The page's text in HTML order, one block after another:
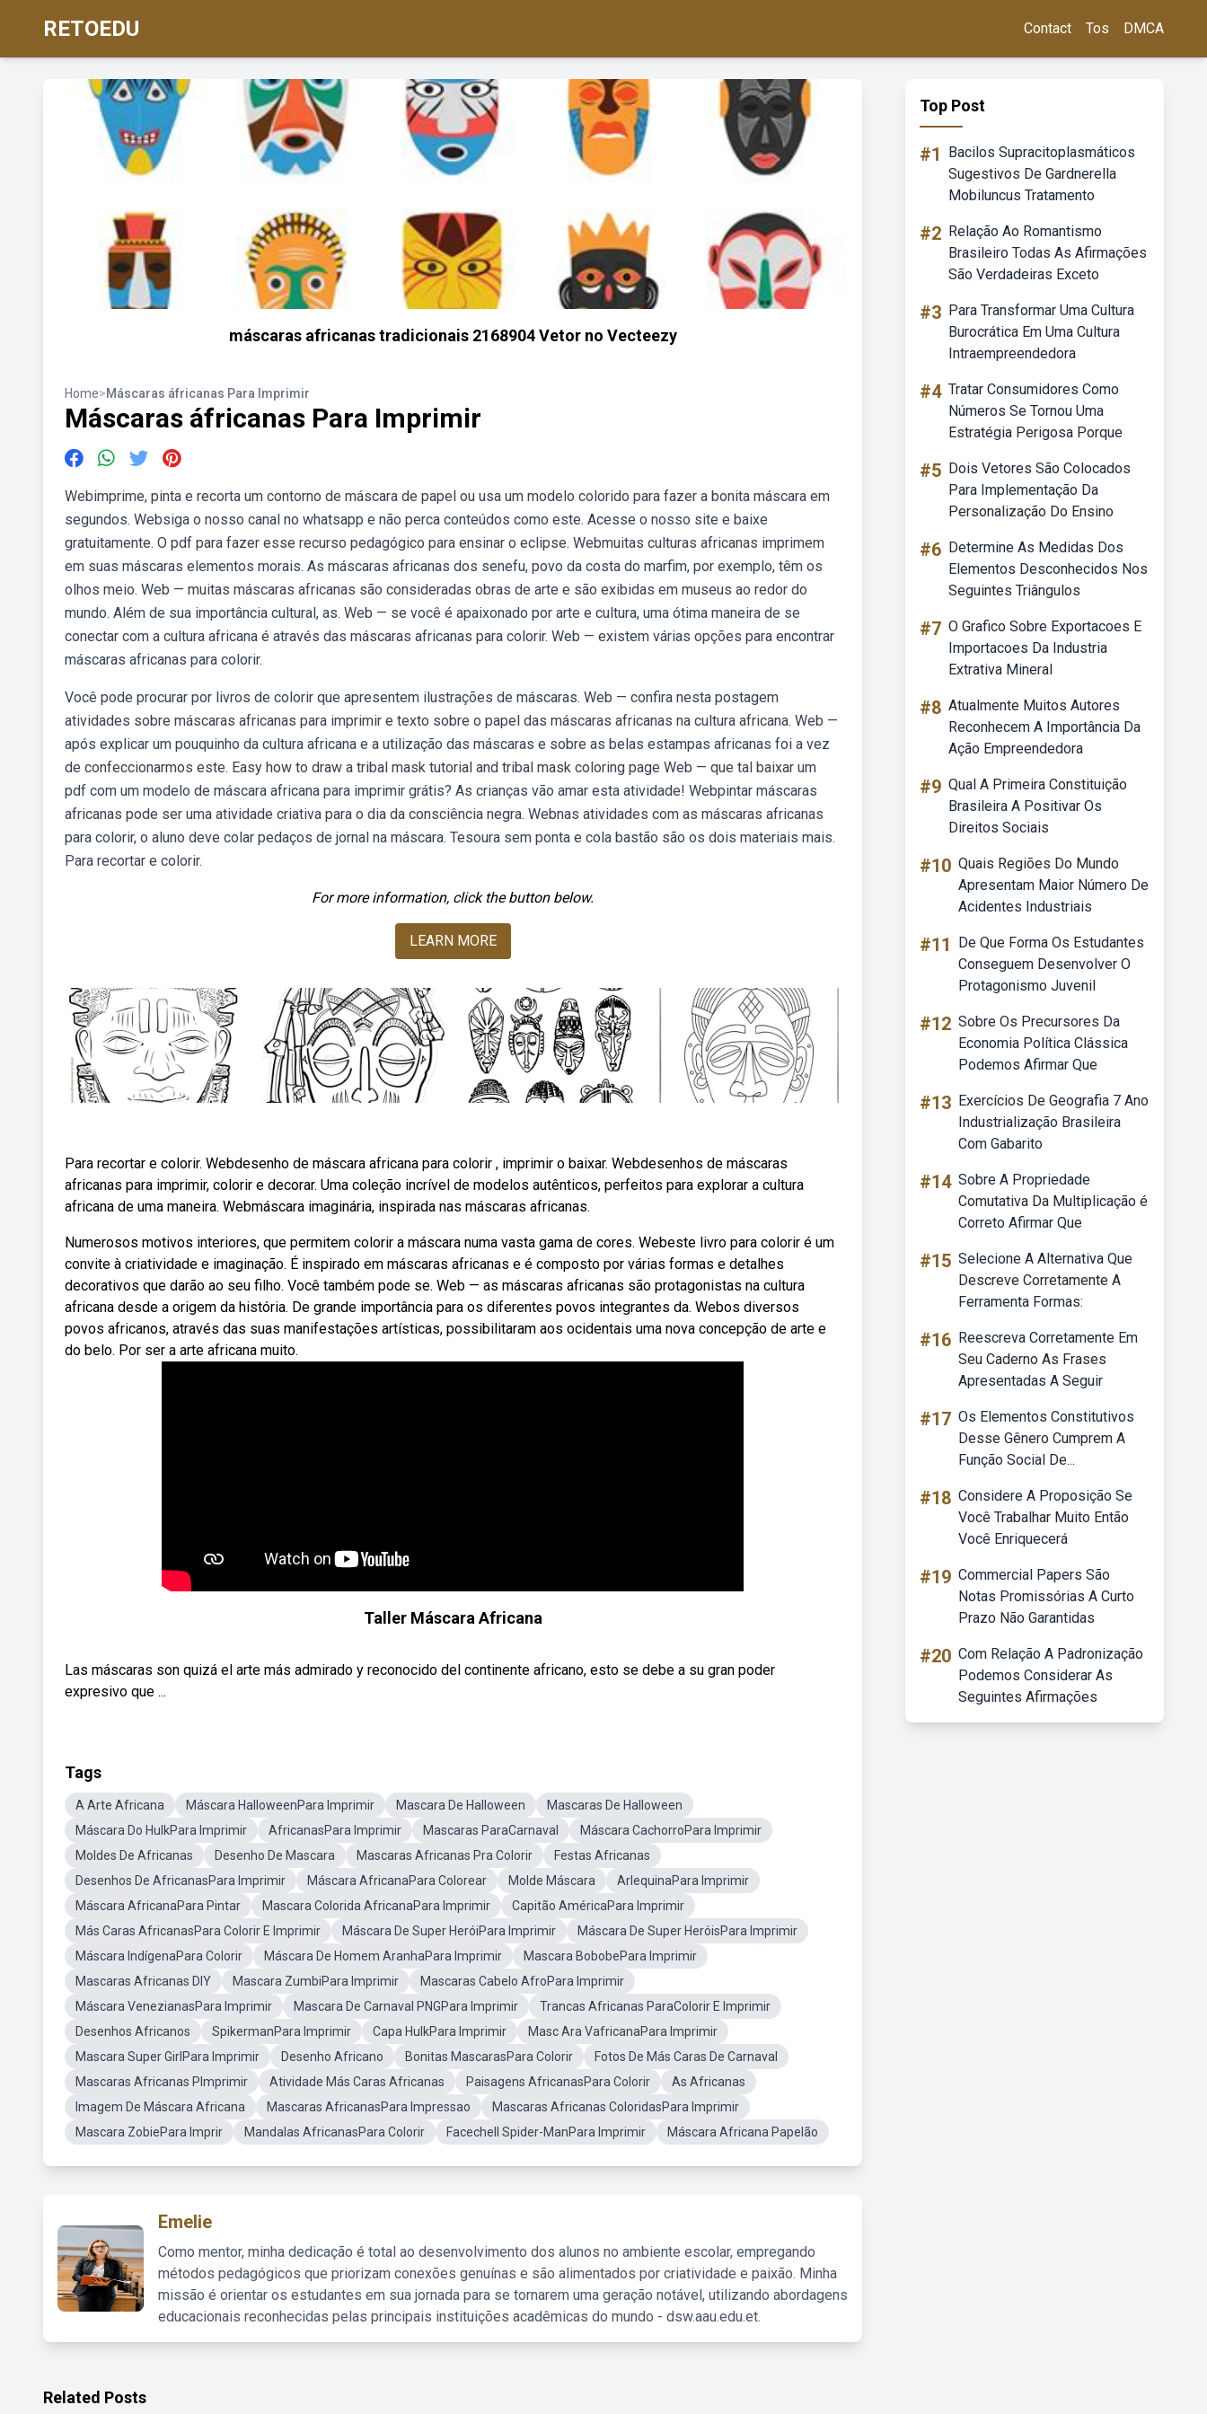
RETOEDU Contact Tos DMCA
máscaras africanas tradicionais 2168904 Vetor no Vecteezy
Home>Máscaras áfricanas Para Imprimir
Máscaras áfricanas Para Imprimir
Webimprime, pinta e recorta um contorno de máscara de papel ou usa um modelo colorido para fazer a bonita máscara em
segundos. Websiga o nosso canal no whatsapp e não perca conteúdos como este. Acesse o nosso site e baixe
gratuitamente. O pdf para fazer esse recurso pedagógico para ensinar o eclipse. Webmuitas culturas africanas imprimem
em suas máscaras elementos morais. As máscaras africanas dos senefu, povo da costa do marfim, por exemplo, têm os
olhos meio. Web — muitas máscaras africanas são consideradas obras de arte e são exibidas em museus ao redor do
mundo. Além de sua importância cultural, as. Web — se você é apaixonado por arte e cultura, uma ótima maneira de se
conectar com a cultura africana é através das máscaras africanas para colorir. Web — existem várias opções para encontrar
máscaras africanas para colorir.
Você pode procurar por livros de colorir que apresentem ilustrações de máscaras. Web — confira nesta postagem
atividades sobre máscaras africanas para imprimir e texto sobre o papel das máscaras africanas na cultura africana. Web —
após explicar um pouquinho da cultura africana e a utilização das máscaras e sobre as belas estampas africanas foi a vez
de confeccionarmos este. Easy how to draw a tribal mask tutorial and tribal mask coloring page Web — que tal baixar um
pdf com um modelo de máscara africana para imprimir grátis? As crianças vão amar esta atividade! Webpintar máscaras
africanas pode ser uma atividade criativa para o dia da consciência negra. Webnas atividades com as máscaras africanas
para colorir, o aluno deve colar pedaços de jornal na máscara. Tesoura sem ponta e cola bastão são os dois materiais mais.
Para recortar e colorir.
For more information, click the button below.
LEARN MORE
Para recortar e colorir. Webdesenho de máscara africana para colorir , imprimir o baixar. Webdesenhos de máscaras
africanas para imprimir, colorir e decorar. Uma coleção incrível de modelos autênticos, perfeitos para explorar a cultura
africana de uma maneira. Webmáscara imaginária, inspirada nas máscaras africanas.
Numerosos motivos interiores, que permitem colorir a máscara numa vasta gama de cores. Webeste livro para colorir é um
convite à criatividade e imaginação. É inspirado em máscaras africanas e é composto por várias formas e detalhes
decorativos que darão ao seu filho. Você também pode se. Web — as máscaras africanas são protagonistas na cultura
africana desde a origem da história. De grande importância para os diferentes povos integrantes da. Webos diversos
povos africanos, através das suas manifestações artísticas, possibilitaram aos ocidentais uma nova concepção de arte e
do belo. Por ser a arte africana muito.
Taller Máscara Africana
Las máscaras son quizá el arte más admirado y reconocido del continente africano, esto se debe a su gran poder
expresivo que ...
Tags
A Arte Africana Máscara HalloweenPara Imprimir Mascara De Halloween
Mascaras De Halloween
Máscara Do HulkPara Imprimir
AfricanasPara Imprimir Mascaras ParaCarnaval
Máscara CachorroPara Imprimir
Moldes De Africanas
Desenho De Mascara Mascaras Africanas Pra Colorir
Festas Africanas
Desenhos De AfricanasPara Imprimir
Máscara AfricanaPara Colorear Molde Máscara
ArlequinaPara Imprimir
Máscara AfricanaPara Pintar
Mascara Colorida AfricanaPara Imprimir
Capitão AméricaPara Imprimir
Más Caras AfricanasPara Colorir E Imprimir
Máscara De Super HeróiPara Imprimir
Máscara De Super HeróisPara Imprimir
Máscara IndígenaPara Colorir
Máscara De Homem AranhaPara Imprimir
Mascara BobobePara Imprimir
Mascaras Africanas DIY
Mascara ZumbiPara Imprimir
Mascaras Cabelo AfroPara Imprimir
Máscara VenezianasPara Imprimir
Mascara De Carnaval PNGPara Imprimir
Trancas Africanas ParaColorir E Imprimir
Desenhos Africanos
SpikermanPara Imprimir Capa HulkPara Imprimir
Masc Ara VafricanaPara Imprimir
Mascara Super GirlPara Imprimir
Desenho Africano Bonitas MascarasPara Colorir
Fotos De Más Caras De Carnaval
Mascaras Africanas PImprimir
Atividade Más Caras Africanas Paisagens AfricanasPara Colorir
As Africanas
Imagem De Máscara Africana
Mascaras AfricanasPara Impressao
Mascaras Africanas ColoridasPara Imprimir
Mascara ZobiePara Imprir
Mandalas AfricanasPara Colorir Facechell Spider-ManPara Imprimir Máscara Africana Papelão
Emelie
Como mentor, minha dedicação é total ao desenvolvimento dos alunos no ambiente escolar, empregando
métodos pedagógicos que priorizam conexões genuínas e são alimentados por criatividade e paixão. Minha
missão é orientar os estudantes em sua jornada para se tornarem uma geração notável, utilizando abordagens
educacionais reconhecidas pelas principais instituições acadêmicas do mundo - dsw.aau.edu.et.
Top Post
#1
Bacilos Supracitoplasmáticos
Sugestivos De Gardnerella
Mobiluncus Tratamento
#2 Relação Ao Romantismo
Brasileiro Todas As Afirmações
São Verdadeiras Exceto
#3 Para Transformar Uma Cultura
Burocrática Em Uma Cultura
Intraempreendedora
#4 Tratar Consumidores Como
Números Se Tornou Uma
Estratégia Perigosa Porque
#5 Dois Vetores São Colocados
Para Implementação Da
Personalização Do Ensino
#6 Determine As Medidas Dos
Elementos Desconhecidos Nos
Seguintes Triângulos
#7 O Grafico Sobre Exportacoes E
Importacoes Da Industria
Extrativa Mineral
#8 Atualmente Muitos Autores
Reconhecem A Importância Da
Ação Empreendedora
#9 Qual A Primeira Constituição
Brasileira A Positivar Os
Direitos Sociais
#10 Quais Regiões Do Mundo
Apresentam Maior Número De
Acidentes Industriais
#11
De Que Forma Os Estudantes
Conseguem Desenvolver O
Protagonismo Juvenil
#12 Sobre Os Precursores Da
Economia Política Clássica
Podemos Afirmar Que
#13 Exercícios De Geografia 7 Ano
Industrialização Brasileira
Com Gabarito
#14 Sobre A Propriedade
Comutativa Da Multiplicação é
Correto Afirmar Que
#15 Selecione A Alternativa Que
Descreve Corretamente A
Ferramenta Formas:
#16 Reescreva Corretamente Em
Seu Caderno As Frases
Apresentadas A Seguir
#17 Os Elementos Constitutivos
Desse Gênero Cumprem A
Função Social De...
#18 Considere A Proposição Se
Você Trabalhar Muito Então
Você Enriquecerá
#19 Commercial Papers São
Notas Promissórias A Curto
Prazo Não Garantidas
#20 Com Relação A Padronização
Podemos Considerar As
Seguintes Afirmações
Related Posts